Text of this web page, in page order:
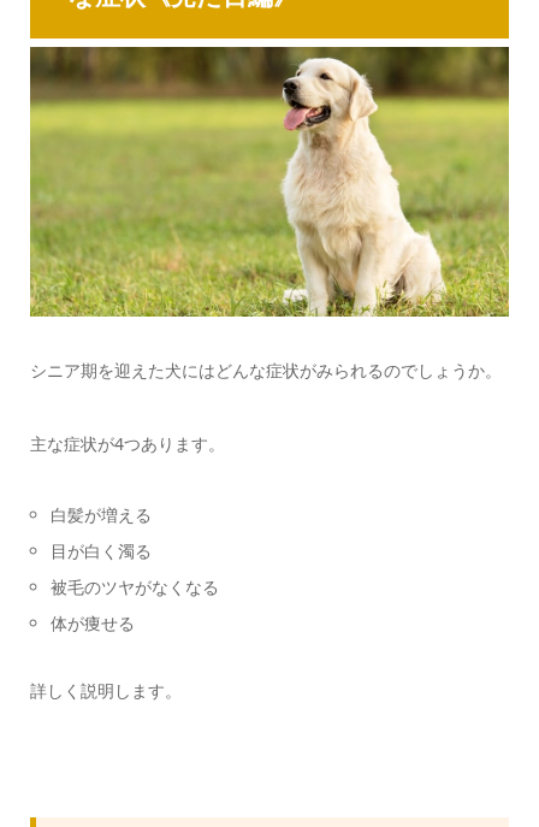
シニア期を迎えた犬にはどんな症状がみられるのでしょうか。
主な症状が4つあります。
白髪が増える
目が白く濁る
被毛のツヤがなくなる
体が痩せる
詳しく説明します。